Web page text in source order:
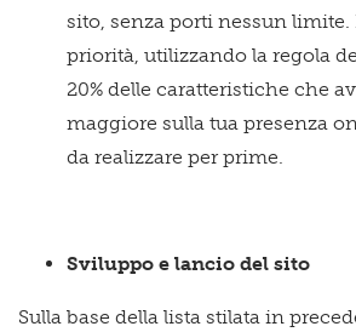
sito, senza porti nessun limite.
priorità, utilizzando la regola
20% delle caratteristiche che
maggiore sulla tua presenza
da realizzare per prime.
Sviluppo e lancio del sito
Sulla base della lista stilata in